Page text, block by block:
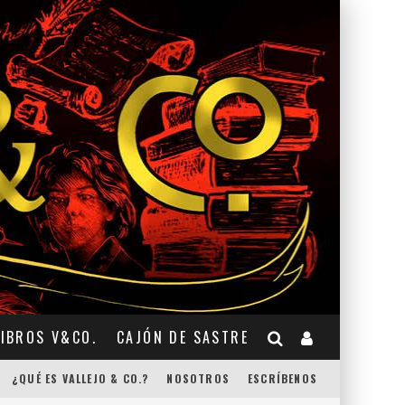
V&CO. CAJÓN DE SASTRE
¿QUÉ ES VALLEJO & CO.? NOSOTROS ESCRÍBENOS